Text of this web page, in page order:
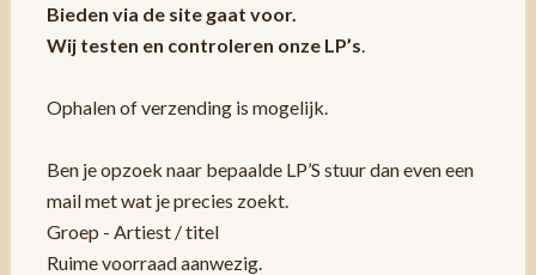
Bieden via de site gaat voor.
Wij testen en controleren onze LP’s
Ophalen of verzending is mogelijk.
Ben je opzoek naar bepaalde LP’S stuur dan even een
mail met wat je precies zoekt.
Groep - Artiest / titel
Ruime voorraad aanwezig.